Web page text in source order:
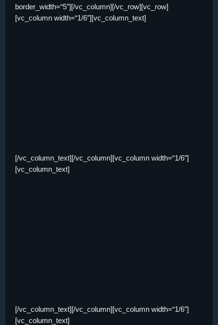
border_width=“5″][/vc_column][/vc_row][vc_row]
[vc_column width=“1/6″][vc_column_text]
[/vc_column_text][/vc_column][vc_column width=“1/6″]
[vc_column_text]
[/vc_column_text][/vc_column][vc_column width=“1/6″]
[vc_column_text]